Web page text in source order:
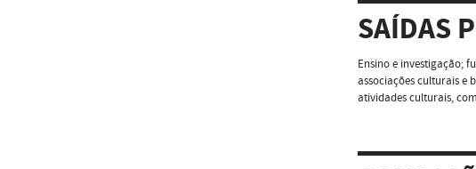
SAÍDAS
Ensino e investigação;
associações culturais e
atividades culturais,